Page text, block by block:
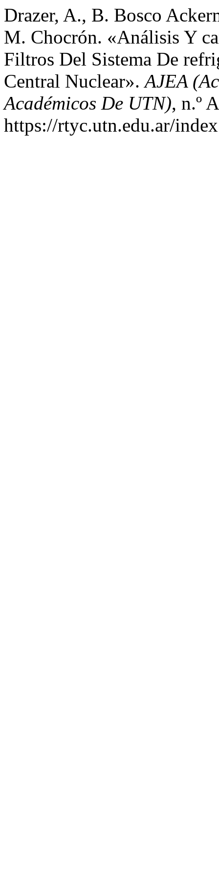
Drazer, A., B. Bosco
M. Chocrón. «Análisis Y
Filtros Del Sistema De
Central Nuclear».AJEA
Académicos De UTN), n.º
https://rtyc.utn.edu.ar/